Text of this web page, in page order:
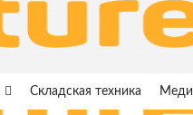
Складская техника